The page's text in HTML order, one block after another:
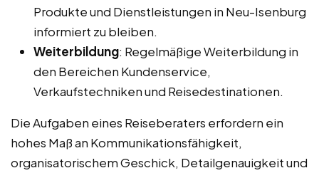
Produkte und Dienstleistungen in Neu-Isenburg
informiert zu bleiben.
Weiterbildung: Regelmäßige Weiterbildung in
den Bereichen Kundenservice,
Verkaufstechniken und Reisedestinationen.
Die Aufgaben eines Reiseberaters erfordern ein
hohes Maß an Kommunikationsfähigkeit,
organisatorischem Geschick, Detailgenauigkeit und